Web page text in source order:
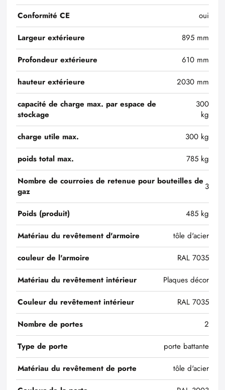
Conformité CE
oui
Largeur extérieure
895 mm
Profondeur extérieure
610 mm
hauteur extérieure
2030 mm
capacité de charge max. par espace de
stockage
300
kg
charge utile max.
300 kg
poids total max.
785 kg
Nombre de courroies de retenue pour bouteilles de
gaz
3
Poids (produit)
485 kg
Matériau du revêtement d'armoire
tôle d'acier
couleur de l'armoire
RAL 7035
Matériau du revêtement intérieur
Plaques décor
Couleur du revêtement intérieur
RAL 7035
Nombre de portes
2
Type de porte
porte battante
Matériau du revêtement de porte
tôle d'acier